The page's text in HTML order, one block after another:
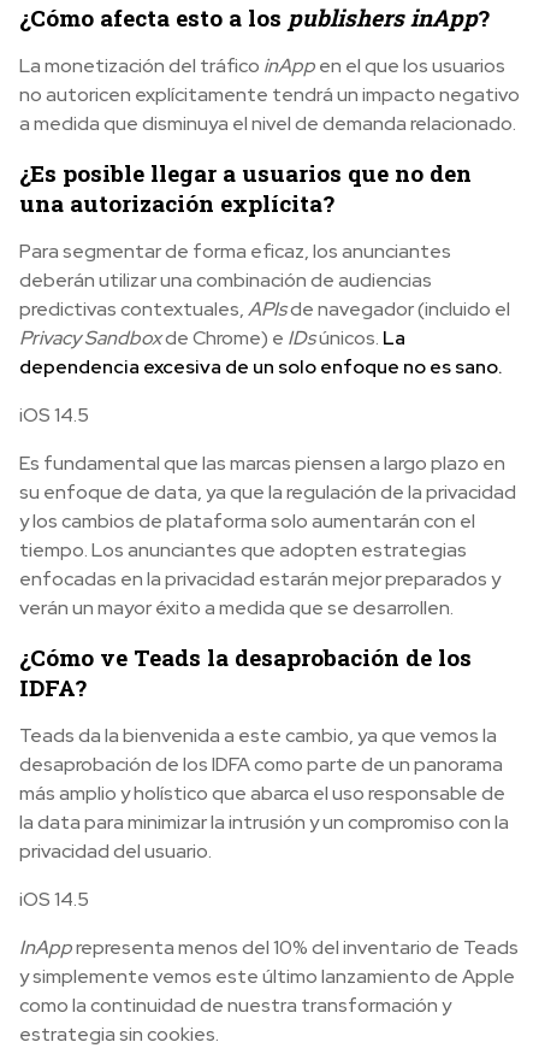
¿Cómo afecta esto a los publishers inApp?
La monetización del tráfico inAppen el que los usuarios
no autoricen explícitamente tendrá un impacto negativo
a medida que disminuya el nivel de demanda relacionado.
¿Es posible llegar a usuarios que no den
una autorización explícita?
Para segmentar de forma eficaz, los anunciantes
deberán utilizar una combinación de audiencias
predictivas contextuales,APIsde navegador (incluido el
Privacy Sandboxde Chrome) e IDsúnicos. La
dependencia excesiva de un solo enfoque no es sano.
iOS 14.5
Es fundamental que las marcas piensen a largo plazo en
su enfoque de data, ya que la regulación de la privacidad
y los cambios de plataforma solo aumentarán con el
tiempo. Los anunciantes que adopten estrategias
enfocadas en la privacidad estarán mejor preparados y
verán un mayor éxito a medida que se desarrollen.
¿Cómo ve Teads la desaprobación de los
IDFA?
Teads da la bienvenida a este cambio, ya que vemos la
desaprobación de los IDFA como parte de un panorama
más amplio y holístico que abarca el uso responsable de
la data para minimizar la intrusión y un compromiso con la
privacidad del usuario.
iOS 14.5
InApprepresenta menos del 10% del inventario de Teads
y simplemente vemos este último lanzamiento de Apple
como la continuidad de nuestra transformación y
estrategia sin cookies.